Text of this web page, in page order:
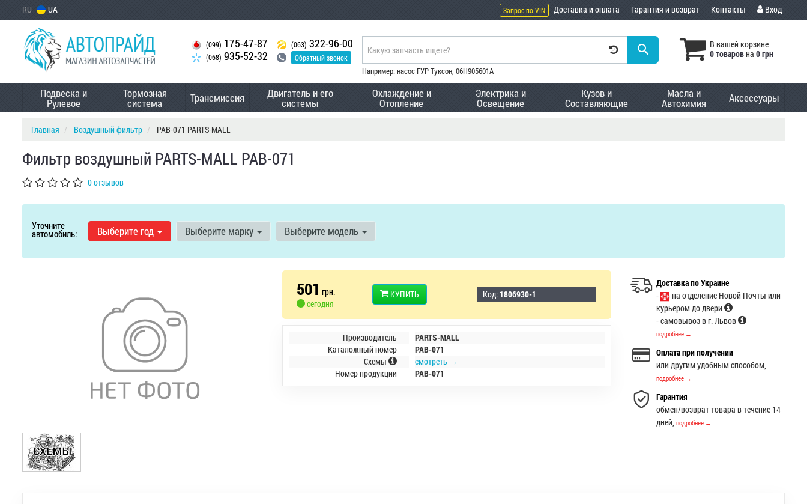
RU UA Запрос по VIN Доставка и оплата Гарантия и возврат Контакты Вход
(099) 175-47-87
(068) 935-52-32
(063) 322-96-00
Обратный звонок
В вашей корзине
0 товаровна 0 грн
Например: насос ГУР Туксон, 06H905601A
Подвеска и
Рулевое
Тормозная
система Трансмиссия Двигатель и его
системы
Охлаждение и
Отопление
Электрика и
Освещение
Кузов и
Составляющие
Масла и
Автохимия Аксессуары
Главная Воздушный фильтр PAB-071 PARTS-MALL
Фильтр воздушный PARTS-MALL PAB-071
0 отзывов
Уточните
автомобиль: Выберите год Выберите марку Выберите модель
501 грн.
сегодня
КУПИТЬ Код: 1806930-1
Производитель
PARTS-MALL
Каталожный номер
PAB-071
Схемы
смотреть →
Номер продукции
PAB-071
Доставка по Украине
-
на отделение Новой Почты или
курьером до двери
- самовывоз в г. Львов
подробнее →
Оплата при получении
или другим удобным способом,
подробнее →
Гарантия
обмен/возврат товара в течение 14
дней,подробнее →